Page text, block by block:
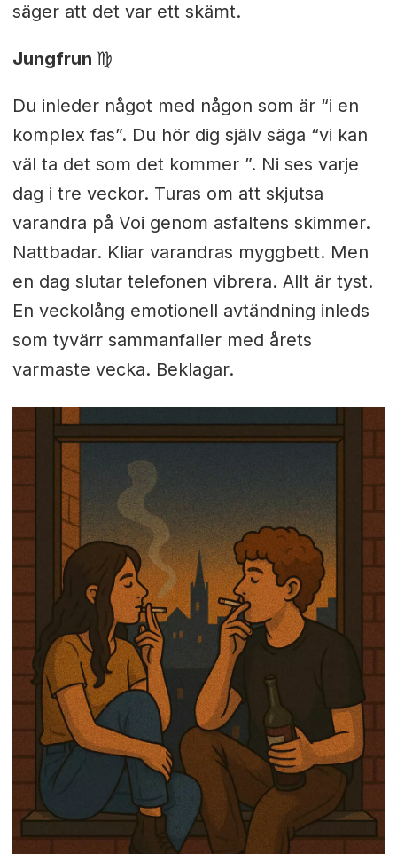
säger att det var ett skämt.
Jungfrun ♍︎
Du inleder något med någon som är “i en
komplex fas”. Du hör dig själv säga “vi kan
väl ta det som det kommer ”. Ni ses varje
dag i tre veckor. Turas om att skjutsa
varandra på Voi genom asfaltens skimmer.
Nattbadar. Kliar varandras myggbett. Men
en dag slutar telefonen vibrera. Allt är tyst.
En veckolång emotionell avtändning inleds
som tyvärr sammanfaller med årets
varmaste vecka. Beklagar.